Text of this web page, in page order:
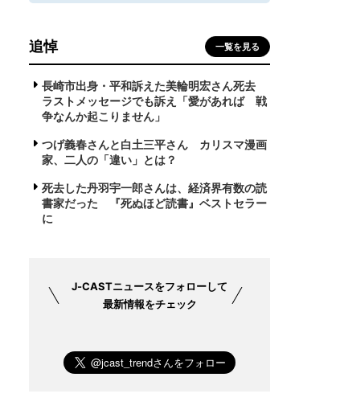
追悼 一覧を見る
長崎市出身・平和訴えた美輪明宏さん死去
ラストメッセージでも訴え「愛があれば 戦
争なんか起こりません」
つげ義春さんと白土三平さん カリスマ漫画
家、二人の「違い」とは？
死去した丹羽宇一郎さんは、経済界有数の読
書家だった 『死ぬほど読書』ベストセラー
に
J-CASTニュースをフォローして
最新情報をチェック